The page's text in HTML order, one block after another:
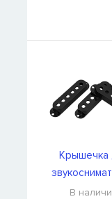
Крышечка
DiMarzio
В